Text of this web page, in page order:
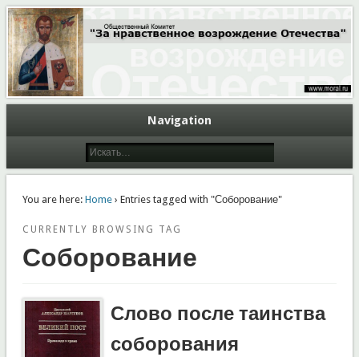
Moral.Ru
Общественный Комитет "За нравственное возрождение Отечества"
Navigation
You are here: Home› Entries tagged with "Соборование"
CURRENTLY BROWSING TAG
Соборование
Слово после таинства
соборования